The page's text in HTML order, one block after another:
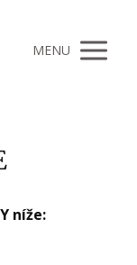
MENU
níže: